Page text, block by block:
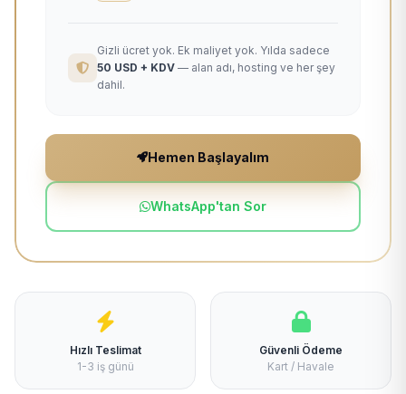
Gizli ücret yok. Ek maliyet yok. Yılda sadece
50 USD + KDV — alan adı, hosting ve her şey
dahil.
Hemen Başlayalım
WhatsApp'tan Sor
Hızlı Teslimat
1-3 iş günü
Güvenli Ödeme
Kart / Havale